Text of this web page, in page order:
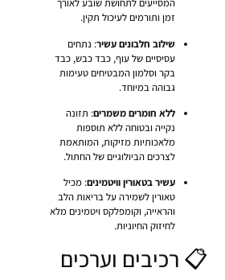
המסייעים לתחושת שובע לאורך
זמן ותורמים לעיכול תקין.
שילוב חלבונים עשיר: נתחים
עסיסיים של עוף, כבד כבש, כבד
בקר וסלמון המבטיחים טעימות
גבוהה במיוחד.
ללא חומרים משמרים: תזונה
נקייה ובטוחה ללא תוספות
מלאכותיות מזיקות, המותאמת
לצרכים הביולוגיים של החתול.
עשיר בטאורין וויטמינים: מכיל
טאורין לשמירה על בריאות הלב
והראייה, וקומפלקס ויטמינים מלא
לחיזוק החיוניות.
📋 רכיבים וערכים